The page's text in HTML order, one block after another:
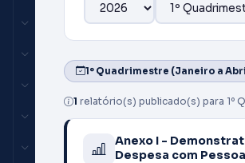
1º Quadrimestre (Janeiro a
1 relatório(s) publicado(s) para 1º
Anexo I -
Despesa com